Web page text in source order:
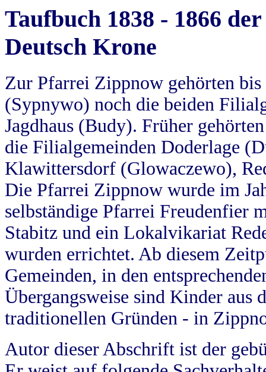
Taufbuch 1838 - 1866
Deutsch Krone
Zur Pfarrei Zippnow gehörten
(Sypnywo) noch die beiden
Jagdhaus (Budy). Früher
die Filialgemeinden Doderlage
Klawittersdorf (Glowaczewo),
Die Pfarrei Zippnow wurde im
selbständige Pfarrei Freudenfier
Stabitz und ein Lokalvikariat
wurden errichtet. Ab diesem
Gemeinden, in den
Übergangsweise sind Kinder aus
traditionellen Gründen - in
Autor dieser Abschrift ist der